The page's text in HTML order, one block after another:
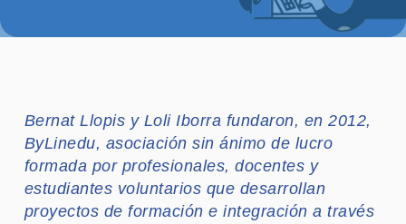
Bernat Llopis y Loli Iborra fundaron, en 2012,
ByLinedu, asociación sin ánimo de lucro
formada por profesionales, docentes y
estudiantes voluntarios que desarrollan
proyectos de formación e integración a través